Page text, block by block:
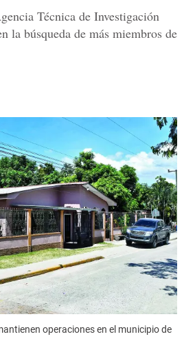
Técnica de Investigación
la búsqueda de más miembros de
operaciones en el municipio de